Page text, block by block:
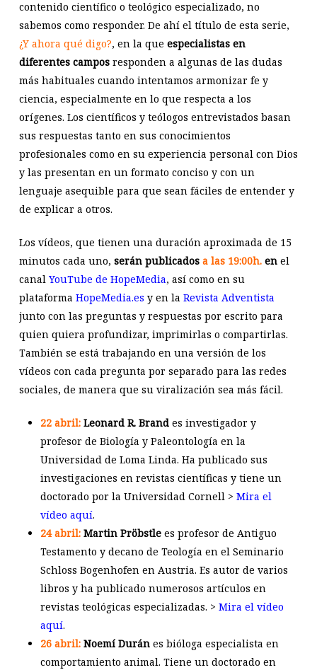
contenido científico o teológico especializado, no
sabemos como responder. De ahí el título de esta serie,
¿Y ahora qué digo?, en la que especialistas en
diferentes camposresponden a algunas de las dudas
más habituales cuando intentamos armonizar fe y
ciencia, especialmente en lo que respecta a los
orígenes. Los científicos y teólogos entrevistados basan
sus respuestas tanto en sus conocimientos
profesionales como en su experiencia personal con Dios
y las presentan en un formato conciso y con un
lenguaje asequible para que sean fáciles de entender y
de explicar a otros.
Los vídeos, que tienen una duración aproximada de 15
minutos cada uno, serán publicados a las 19:00h.enel
canal YouTube de HopeMedia, así como en su
plataforma HopeMedia.es y en la Revista Adventista
junto con las preguntas y respuestas por escrito para
quien quiera profundizar, imprimirlas o compartirlas.
También se está trabajando en una versión de los
vídeos con cada pregunta por separado para las redes
sociales, de manera que su viralización sea más fácil.
22 abril:Leonard R. Brandes investigador y
profesor de Biología y Paleontología en la
Universidad de Loma Linda. Ha publicado sus
investigaciones en revistas científicas y tiene un
doctorado por la Universidad Cornell > Mira el
vídeo aquí.
24 abril:Martin Pröbstlees profesor de Antiguo
Testamento y decano de Teología en el Seminario
Schloss Bogenhofen en Austria. Es autor de varios
libros y ha publicado numerosos artículos en
revistas teológicas especializadas. > Mira el vídeo
aquí.
26 abril:Noemí Duránes bióloga especialista en
comportamiento animal. Tiene un doctorado en